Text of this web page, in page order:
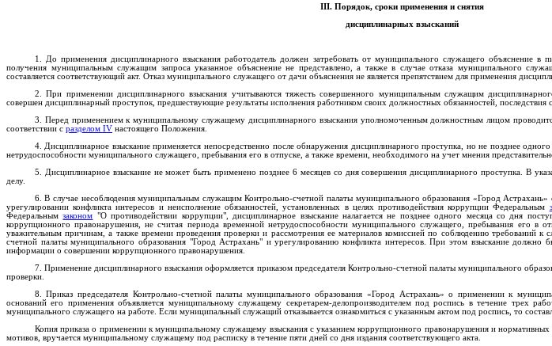
III. Порядок, сроки применения и снятия
дисциплинарных взысканий
1. До применения дисциплинарного взыскания работодатель должен затребовать от муниципального служащего объяснение
получения муниципальным служащим запроса указанное объяснение не представлено, а также в случае отказа муниципального
составляется соответствующий акт. Отказ муниципального служащего от дачи объяснения не является препятствием для применения
2. При применении дисциплинарного взыскания учитываются тяжесть совершенного муниципальным служащим
совершен дисциплинарный проступок, предшествующие результаты исполнения работником своих должностных обязанностей, последствия
3. Перед применением к муниципальному служащему дисциплинарного взыскания уполномоченным должностным лицом
соответствии с разделом IV настоящего Положения.
4. Дисциплинарное взыскание применяется непосредственно после обнаружения дисциплинарного проступка, но не позднее
нетрудоспособности муниципального служащего, пребывания его в отпуске, а также времени, необходимого на учет мнения
5. Дисциплинарное взыскание не может быть применено позднее 6 месяцев со дня совершения дисциплинарного проступка. В
делу.
6. В случае несоблюдения муниципальным служащим Контрольно-счетной палаты муниципального образования «Город
урегулировании конфликта интересов и неисполнение обязанностей, установленных в целях противодействия коррупции Федеральным
Федеральнымзаконом "О противодействии коррупции", дисциплинарное взыскание налагается не позднее одного месяца со дня
коррупционного правонарушения, не считая периода временной нетрудоспособности муниципального служащего, пребывания его в
уважительным причинам, а также времени проведения проверки и рассмотрения ее материалов комиссией по соблюдению требований
счетной палаты муниципального образования "Город Астрахань" и урегулированию конфликта интересов. При этом взыскание должно
информации о совершении коррупционного правонарушения.
7. Применение дисциплинарного взыскания оформляется приказом председателя Контрольно-счетной палаты муниципального
проверки.
8. Приказ председателя Контрольно-счетной палаты муниципального образования «Город Астрахань» о применении к
оснований его применения объявляется муниципальному служащему секретарем-делопроизводителем под роспись в течение трех
муниципального служащего на работе. Если муниципальный служащий отказывается ознакомиться с указанным актом под роспись, то
Копия приказа о применении к муниципальному служащему взыскания с указанием коррупционного правонарушения и
мотивов, вручается муниципальному служащему под расписку в течение пяти дней со дня издания соответствующего акта.